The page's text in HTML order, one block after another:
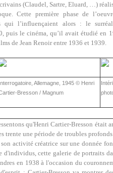
(Claudel, Sartre, Eluard, …)
Cette première phase de
qui l’influençaient alors : le
puis le cinéma, qu’il avait étudié en
de Jean Renoir entre 1936 et 1939.
Allemagne, 1945 © Henri
Bresson / Magnum
qu'Henri Cartier-Bresson était
trente une période de troubles
activité créatrice sur une donnée
cette galerie de portraits
en 1938 à l'occasion du